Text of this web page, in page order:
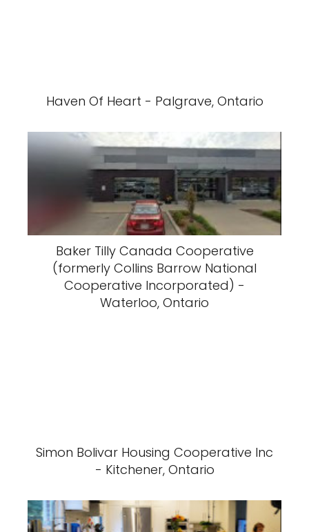
Haven Of Heart - Palgrave, Ontario
Baker Tilly Canada Cooperative
(formerly Collins Barrow National
Cooperative Incorporated) -
Waterloo, Ontario
Simon Bolivar Housing Cooperative Inc
- Kitchener, Ontario